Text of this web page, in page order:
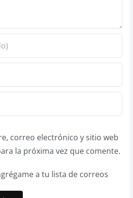
correo electrónico y sitio web
la próxima vez que comente.
a tu lista de correos